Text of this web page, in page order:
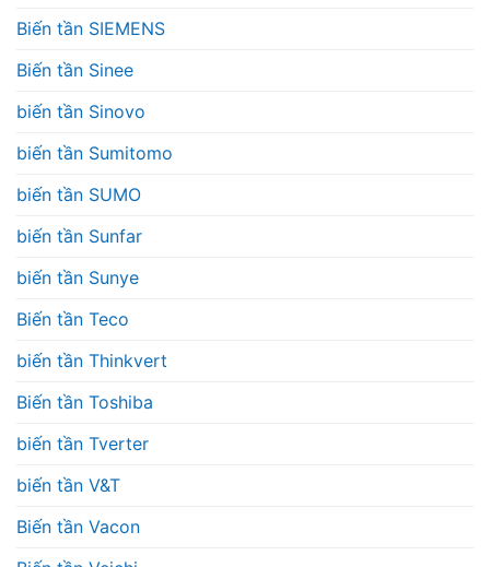
Biến tần SIEMENS
Biến tần Sinee
biến tần Sinovo
biến tần Sumitomo
biến tần SUMO
biến tần Sunfar
biến tần Sunye
Biến tần Teco
biến tần Thinkvert
Biến tần Toshiba
biến tần Tverter
biến tần V&T
Biến tần Vacon